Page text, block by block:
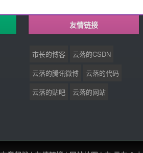
友情链接
市长的博客
云落的CSDN
云落的腾讯微博
云落的代码
云落的贴吧
云落的网站